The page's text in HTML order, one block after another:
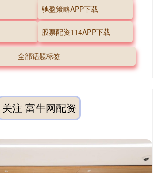
驰盈策略APP下载
股票配资114APP下载
全部话题标签
关注 富牛网配资